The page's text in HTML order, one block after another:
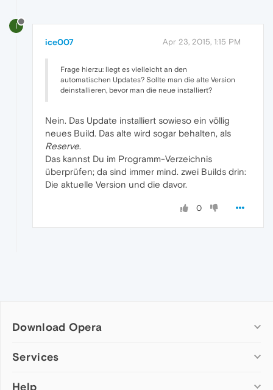
I
ice007 Apr 23, 2015, 1:15 PM
Frage hierzu: liegt es vielleicht an den
automatischen Updates? Sollte man die alte Version
deinstallieren, bevor man die neue installiert?
Nein. Das Update installiert sowieso ein völlig
neues Build. Das alte wird sogar behalten, als
Reserve.
Das kannst Du im Programm-Verzeichnis
überprüfen; da sind immer mind. zwei Builds drin:
Die aktuelle Version und die davor.
0
Download Opera
Computer browsers
Services
Add-ons
Help